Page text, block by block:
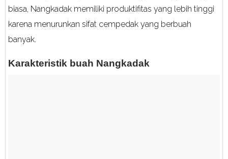
biasa, Nangkadak memiliki produktifitas yang lebih tinggi
karena menurunkan sifat cempedak yang berbuah
banyak.
Karakteristik buah Nangkadak